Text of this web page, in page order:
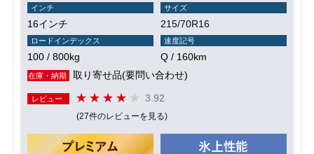
インチ
16インチ
サイズ
215/70R16
ロードインデックス
100 / 800kg
速度記号
Q / 160km
在庫・納期 取り寄せ品(要問い合わせ)
レビュー 3.92
(27件のレビューを見る)